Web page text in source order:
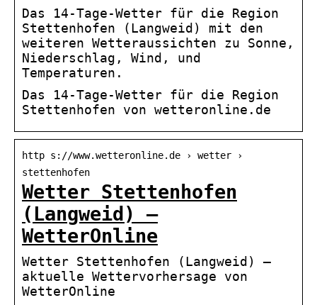
Das 14-Tage-Wetter für die Region
Stettenhofen (Langweid) mit den
weiteren Wetteraussichten zu Sonne,
Niederschlag, Wind, und
Temperaturen.
Das 14-Tage-Wetter für die Region
Stettenhofen von wetteronline.de
http s://www.wetteronline.de › wetter ›
stettenhofen
Wetter Stettenhofen
(Langweid) –
WetterOnline
Wetter Stettenhofen (Langweid) –
aktuelle Wettervorhersage von
WetterOnline